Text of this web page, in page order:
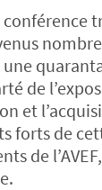
de
et
forts de
de